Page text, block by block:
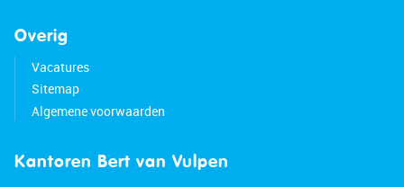
Overig
Vacatures
Sitemap
Algemene voorwaarden
Kantoren Bert van Vulpen